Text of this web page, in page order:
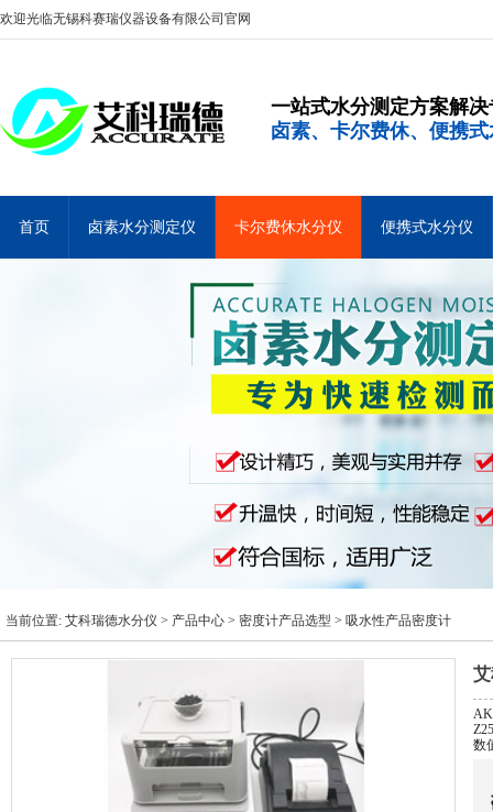
欢迎光临无锡科赛瑞仪器设备有限公司官网
一站式水分测定方案解决
卤素、卡尔费休、便携
首页 卤素水分测定仪 卡尔费休水分仪 便携式水分仪
当前位置: 艾科瑞德水分仪 > 产品中心 > 密度计产品选型 > 吸水性产品密度计
数